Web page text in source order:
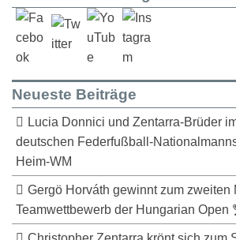
Neueste Beiträge
Lucia Donnici und Zentarra-Brüder
deutschen Federfußball-
Heim-WM
Gergö Horváth gewinnt zum zweiten
Teamwettbewerb der Hungarian Open